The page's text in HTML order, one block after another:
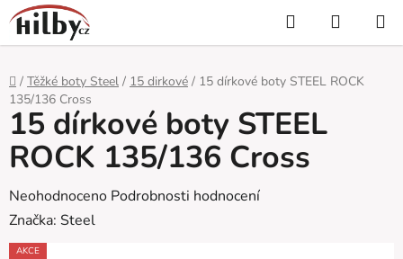
Přejít
na
obsah
Hledat
KOŠÍK
Domů
/ Těžké boty Steel / 15 dirkové / 15 dírkové boty STEEL ROCK
135/136 Cross
15 dírkové boty STEEL
ROCK 135/136 Cross
Průměrné
hodnocení
produktu
Neohodnoceno Podrobnosti hodnocení
Značka: Steel
AKCE